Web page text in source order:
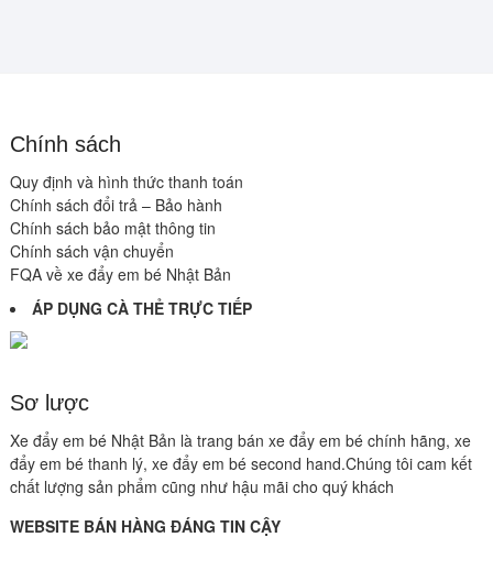
Chính sách
Quy định và hình thức thanh toán
Chính sách đổi trả – Bảo hành
Chính sách bảo mật thông tin
Chính sách vận chuyển
FQA về xe đẩy em bé Nhật Bản
ÁP DỤNG CÀ THẺ TRỰC TIẾP
Sơ lược
Xe đẩy em bé Nhật Bản là trang bán xe đẩy em bé chính hãng, xe
đẩy em bé thanh lý, xe đẩy em bé second hand.Chúng tôi cam kết
chất lượng sản phẩm cũng như hậu mãi cho quý khách
WEBSITE BÁN HÀNG ĐÁNG TIN CẬY